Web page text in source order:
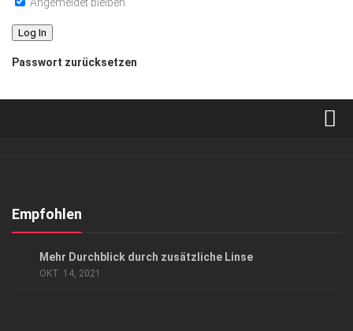
Angemeldet bleiben
Passwort zurücksetzen
Kontakt, Impressum
Empfohlen
Mehr Durchblick durch zusätzliche Linse
OKT. 14, 2021